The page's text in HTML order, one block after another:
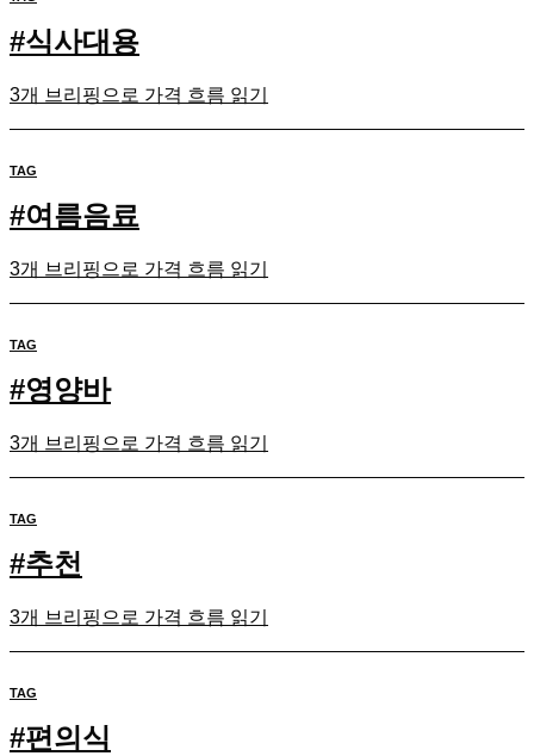
#식사대용
3개 브리핑으로 가격 흐름 읽기
TAG
#여름음료
3개 브리핑으로 가격 흐름 읽기
TAG
#영양바
3개 브리핑으로 가격 흐름 읽기
TAG
#추천
3개 브리핑으로 가격 흐름 읽기
TAG
#편의식